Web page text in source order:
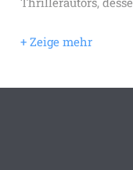
Kessler, hütet
Der zweite Fall für
Die Spuren führen
Während Kessler